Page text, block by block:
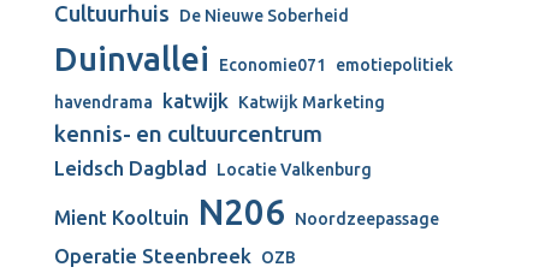
Cultuurhuis De Nieuwe Soberheid
Duinvallei Economie071
emotiepolitiek
havendrama
katwijk Katwijk Marketing
kennis- en cultuurcentrum
Leidsch Dagblad Locatie Valkenburg
Mient Kooltuin N206 Noordzeepassage
Operatie Steenbreek OZB